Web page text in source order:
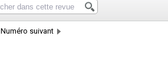
Numéro suivant